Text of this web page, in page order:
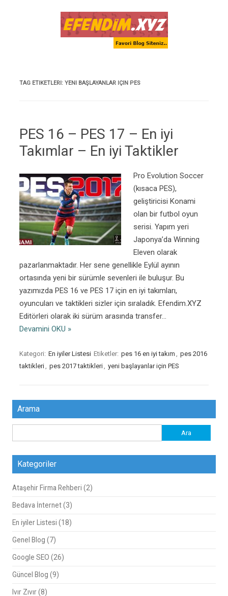
TAG ETIKETLERI: YENI BAŞLAYANLAR IÇIN PES
PES 16 – PES 17 – En iyi
Takımlar – En iyi Taktikler
Pro Evolution Soccer
(kısaca PES),
geliştiricisi Konami
olan bir futbol oyun
serisi. Yapım yeri
Japonya’da Winning
Eleven olarak
pazarlanmaktadır. Her sene genellikle Eylül ayının
ortasında yeni bir sürümle sevenleri ile buluşur. Bu
yazımızda PES 16 ve PES 17 için en iyi takımları,
oyuncuları ve taktikleri sizler için sıraladık. Efendim.XYZ
Editörleri olarak iki sürüm arasında transfer…
Devamini OKU »
Kategori: En iyiler Listesi Etiketler: pes 16 en iyi takım , pes 2016
taktikleri, pes 2017 taktikleri, yeni başlayanlar için PES
Arama
Kategoriler
Ataşehir Firma Rehberi (2)
Bedava İnternet(3)
En iyiler Listesi (18)
Genel Blog (7)
Google SEO (26)
Güncel Blog (9)
Ivır Zıvır(8)